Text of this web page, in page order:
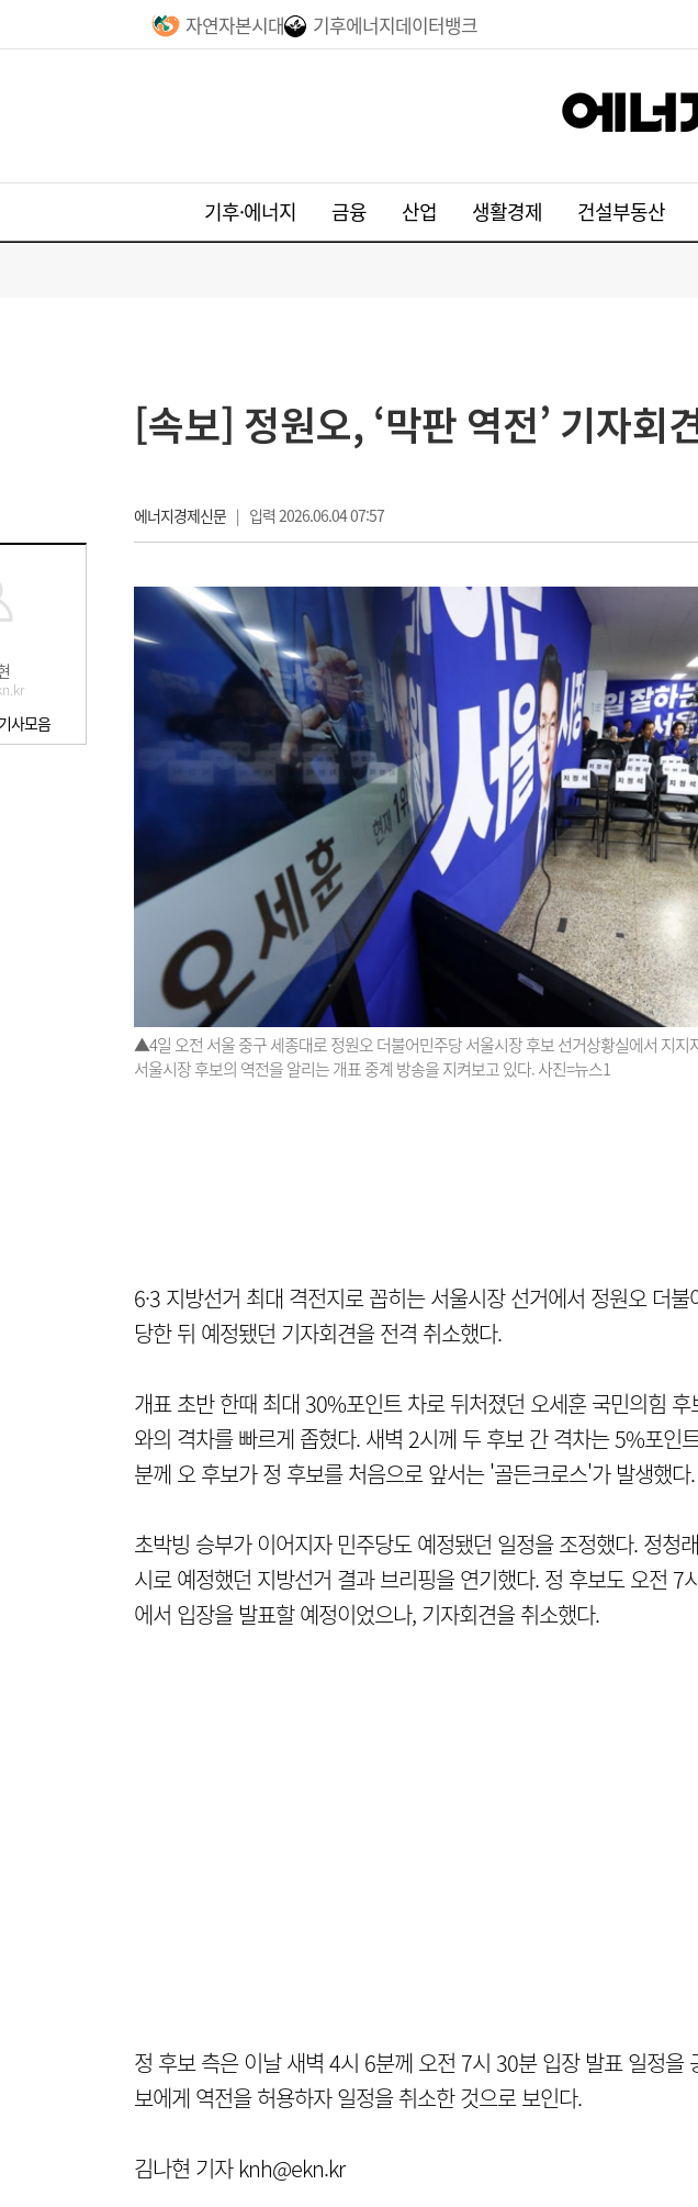
자연자본시대 기후에너지데이터뱅크
기후·에너지 금융 산업 생활경제 건설부동산
사모음
[속보] 정원오, ‘막판 역전’ 기자회
에너지경제신문| 입력 2026.06.04 07:57
▲4일 오전 서울 중구 세종대로 정원오 더불어민주당 서울시장 후보 선거상황실에서 지지
서울시장 후보의 역전을 알리는 개표 중계 방송을 지켜보고 있다. 사진=뉴스1
6·3 지방선거 최대 격전지로 꼽히는 서울시장 선거에서 정원오 더
당한 뒤 예정됐던 기자회견을 전격 취소했다.
개표 초반 한때 최대 30%포인트 차로 뒤처졌던 오세훈 국민의힘
와의 격차를 빠르게 좁혔다. 새벽 2시께 두 후보 간 격차는 5%포인
분께 오 후보가 정 후보를 처음으로 앞서는 '골든크로스'가 발생했다.
초박빙 승부가 이어지자 민주당도 예정됐던 일정을 조정했다. 정청
시로 예정했던 지방선거 결과 브리핑을 연기했다. 정 후보도 오전 7
에서 입장을 발표할 예정이었으나, 기자회견을 취소했다.
정 후보 측은 이날 새벽 4시 6분께 오전 7시 30분 입장 발표 일정을
보에게 역전을 허용하자 일정을 취소한 것으로 보인다.
김나현 기자 knh@ekn.kr